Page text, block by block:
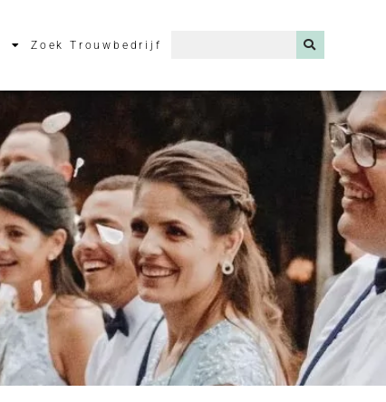
Zoek Trouwbedrijf